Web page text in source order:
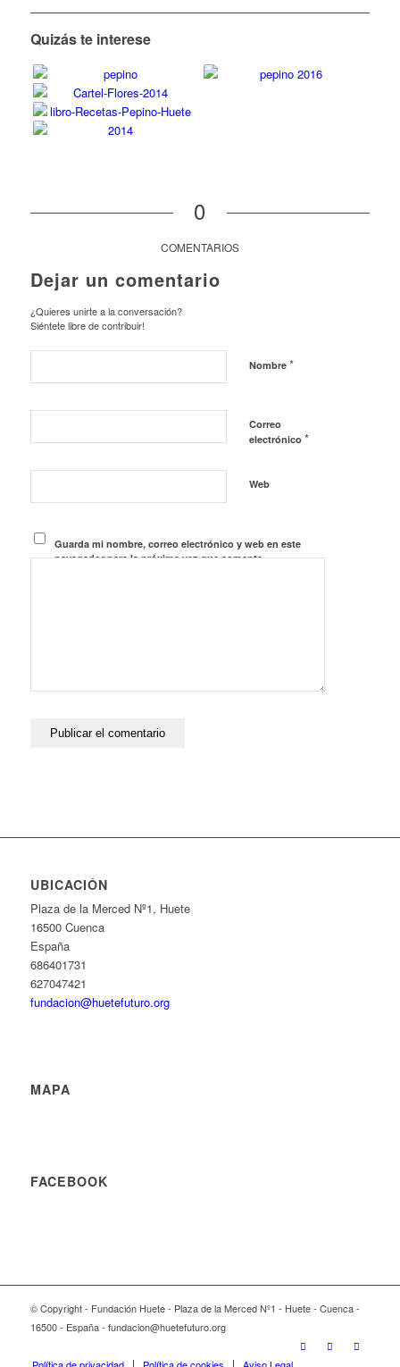
Quizás te interese
0
COMENTARIOS
Dejar un comentario
¿Quieres unirte a la conversación?
Siéntete libre de contribuir!
Nombre *
Correo
electrónico *
Web
Guarda mi nombre, correo electrónico y web en este
navegador para la próxima vez que comente.
UBICACIÓN
Plaza de la Merced Nº1, Huete
16500 Cuenca
España
686401731
627047421
fundacion@huetefuturo.org
MAPA
FACEBOOK
© Copyright - Fundación Huete - Plaza de la Merced Nº1 - Huete - Cuenca -
16500 - España - fundacion@huetefuturo.org